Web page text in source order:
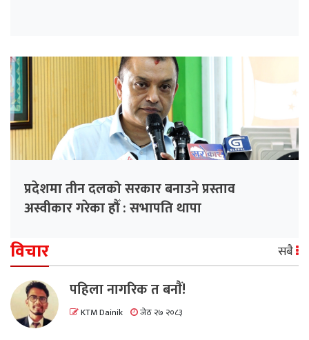
प्रदेशमा तीन दलको सरकार बनाउने प्रस्ताव
अस्वीकार गरेका हौँ : सभापति थापा
विचार सबै
पहिला नागरिक त बनाैं!
KTM Dainik जेठ २७ २०८३